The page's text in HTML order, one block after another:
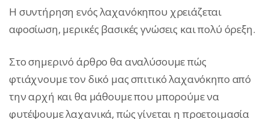
Η συντήρηση ενός λαχανόκηπου χρειάζεται
αφοσίωση, μερικές βασικές γνώσεις και πολύ όρεξη.
Στο σημερινό άρθρο θα αναλύσουμε πώς
φτιάχνουμε τον δικό μας σπιτικό λαχανόκηπο από
την αρχή και θα μάθουμε που μπορούμε να
φυτέψουμε λαχανικά, πώς γίνεται η προετοιμασία